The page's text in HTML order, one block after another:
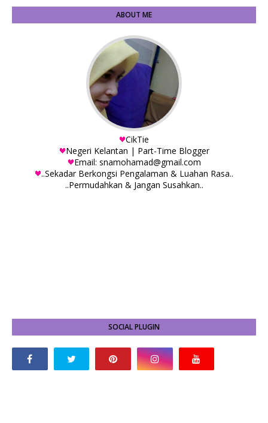
ABOUT ME
CikTie
Negeri Kelantan | Part-Time Blogger
Email: snamohamad@gmail.com
..Sekadar Berkongsi Pengalaman & Luahan Rasa..
..Permudahkan & Jangan Susahkan..
SOCIAL PLUGIN